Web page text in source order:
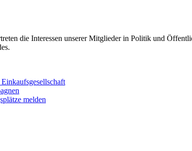
die Interessen unserer Mitglieder in Politik und
melden